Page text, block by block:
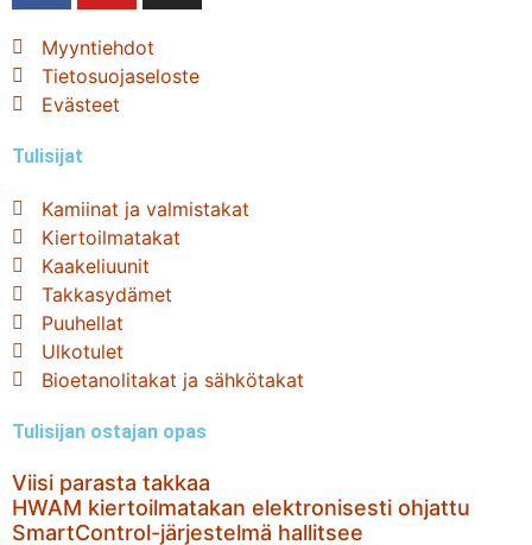
Myyntiehdot
Tietosuojaseloste
Evästeet
Tulisijat
Kamiinat ja valmistakat
Kiertoilmatakat
Kaakeliuunit
Takkasydämet
Puuhellat
Ulkotulet
Bioetanolitakat ja sähkötakat
Tulisijan ostajan opas
Viisi parasta takkaa
HWAM kiertoilmatakan elektronisesti ohjattu
SmartControl-järjestelmä hallitsee